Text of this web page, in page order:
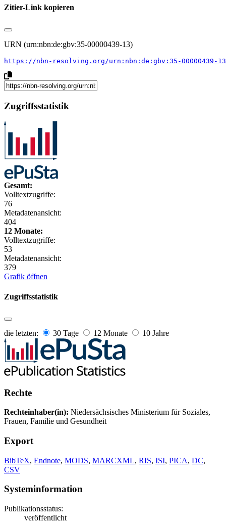
Zitier-Link kopieren
URN (urn:nbn:de:gbv:35-00000439-13)
https://nbn-resolving.org/urn:nbn:de:gbv:35-00000439-13
Zugriffsstatistik
Gesamt:
Volltextzugriffe:
76
Metadatenansicht:
404
12 Monate:
Volltextzugriffe:
53
Metadatenansicht:
379
Grafik öffnen
Zugriffsstatistik
die letzten: 30 Tage 12 Monate 10 Jahre
Rechte
Rechteinhaber(in): Niedersächsisches Ministerium für Soziales,
Frauen, Familie und Gesundheit
Export
BibTeX, Endnote, MODS, MARCXML, RIS, ISI, PICA, DC,
CSV
Systeminformation
Publikationsstatus:
veröffentlicht